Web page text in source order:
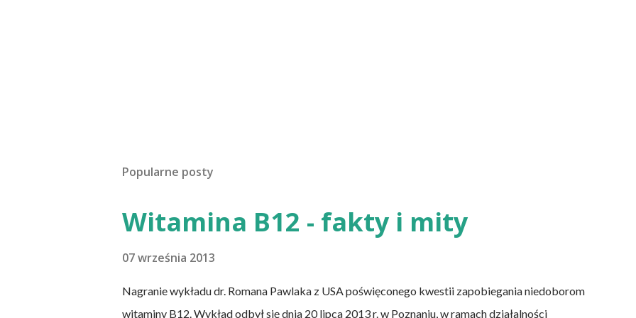
Popularne posty
Witamina B12 - fakty i mity
07 września 2013
Nagranie wykładu dr. Romana Pawlaka z USA poświęconego kwestii zapobiegania niedoborom
witaminy B12. Wykład odbył się dnia 20 lipca 2013 r. w Poznaniu, w ramach działalności